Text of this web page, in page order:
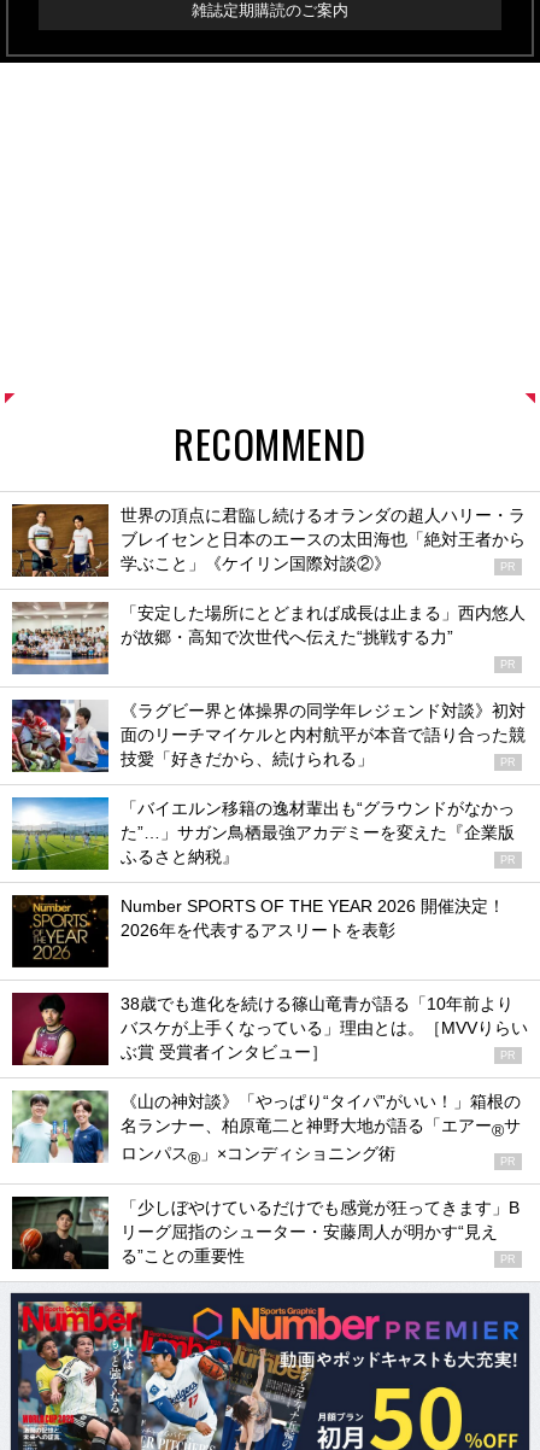
雑誌定期購読のご案内
RECOMMEND
世界の頂点に君臨し続けるオランダの超人ハリー・ラ
ブレイセンと日本のエースの太田海也「絶対王者から
学ぶこと」《ケイリン国際対談②》
PR
「安定した場所にとどまれば成長は止まる」西内悠人
が故郷・高知で次世代へ伝えた“挑戦する力”
PR
《ラグビー界と体操界の同学年レジェンド対談》初対
面のリーチマイケルと内村航平が本音で語り合った競
技愛「好きだから、続けられる」
PR
「バイエルン移籍の逸材輩出も“グラウンドがなかっ
た”…」サガン鳥栖最強アカデミーを変えた『企業版
ふるさと納税』
PR
Number SPORTS OF THE YEAR 2026 開催決定！
2026年を代表するアスリートを表彰
38歳でも進化を続ける篠山竜青が語る「10年前より
バスケが上手くなっている」理由とは。［MVVりらい
ぶ賞 受賞者インタビュー］
PR
《山の神対談》「やっぱり“タイパ”がいい！」箱根の
名ランナー、柏原竜二と神野大地が語る「エアー®サ
ロンパス® 」×コンディショニング術 PR
「少しぼやけているだけでも感覚が狂ってきます」B
リーグ屈指のシューター・安藤周人が明かす“見え
る”ことの重要性
PR